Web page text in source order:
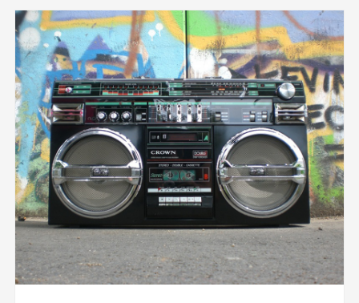
《UWA-TC-3DA-301 第3部分 Audio Vivid认证申请
书》、认证申请人承诺及相关附件，并加盖公章。